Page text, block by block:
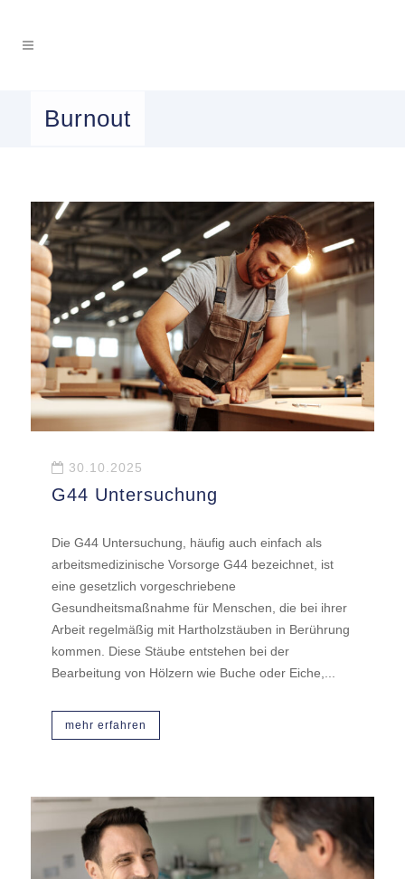
Burnout
30.10.2025
G44 Untersuchung
Die G44 Untersuchung, häufig auch einfach als
arbeitsmedizinische Vorsorge G44 bezeichnet, ist
eine gesetzlich vorgeschriebene
Gesundheitsmaßnahme für Menschen, die bei ihrer
Arbeit regelmäßig mit Hartholzstäuben in Berührung
kommen. Diese Stäube entstehen bei der
Bearbeitung von Hölzern wie Buche oder Eiche,...
mehr erfahren